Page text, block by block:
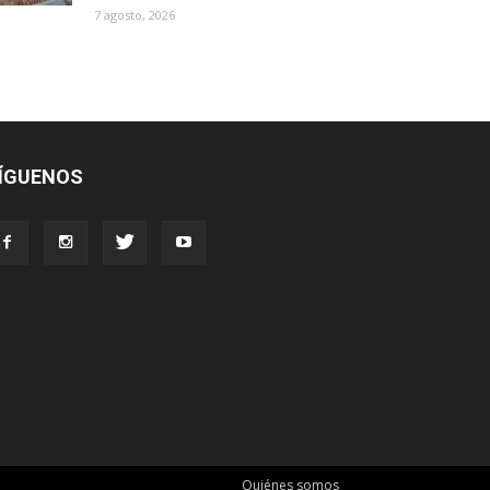
7 agosto, 2026
Quiénes somos